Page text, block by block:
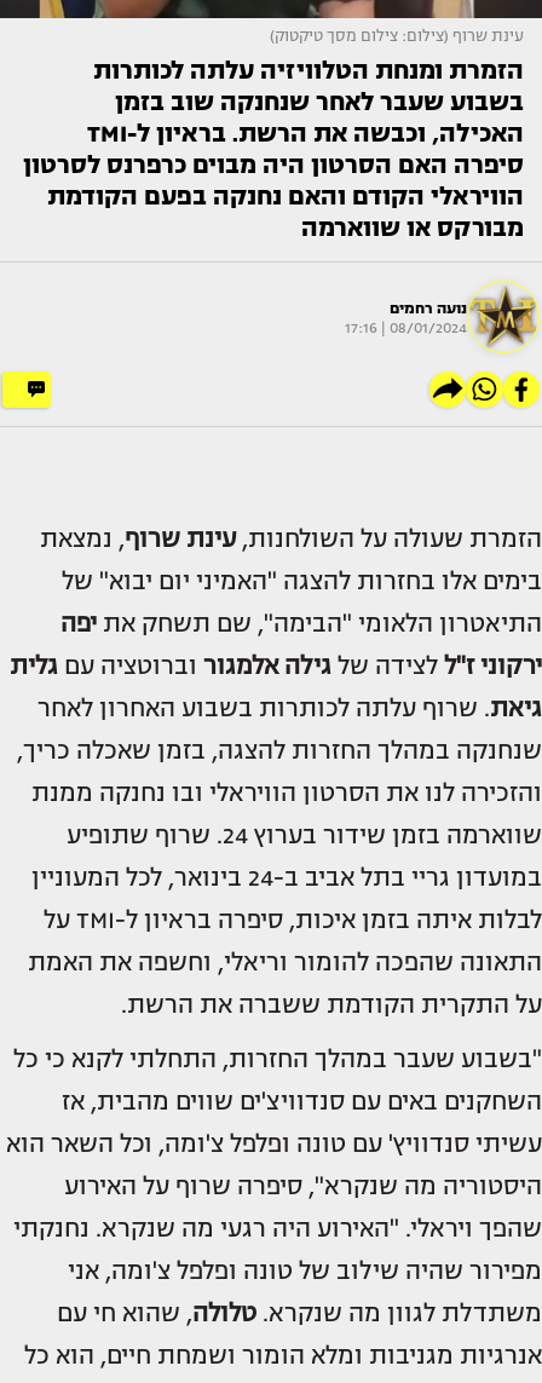
עינת שרוף (צילום: צילום מסך טיקטוק)
הזמרת ומנחת הטלוויזיה עלתה לכותרות
בשבוע שעבר לאחר שנחנקה שוב בזמן
האכילה, וכבשה את הרשת. בראיון ל-TMI
סיפרה האם הסרטון היה מבוים כרפרנס לסרטון
הוויראלי הקודם והאם נחנקה בפעם הקודמת
מבורקס או שווארמה
נועה רחמים
08/01/2024 | 17:16
הזמרת שעולה על השולחנות, עינת שרוף, נמצאת
בימים אלו בחזרות להצגה "האמיני יום יבוא" של
התיאטרון הלאומי "הבימה", שם תשחק את יפה
ירקוני ז"ל לצידה של גילה אלמגור וברוטציה עם גלית
גיאת. שרוף עלתה לכותרות בשבוע האחרון לאחר
שנחנקה במהלך החזרות להצגה, בזמן שאכלה כריך,
והזכירה לנו את הסרטון הוויראלי ובו נחנקה ממנת
שווארמה בזמן שידור בערוץ 24. שרוף שתופיע
במועדון גריי בתל אביב ב-24 בינואר, לכל המעוניין
לבלות איתה בזמן איכות, סיפרה בראיון ל-TMI על
התאונה שהפכה להומור וריאלי, וחשפה את האמת
על התקרית הקודמת ששברה את הרשת.
"בשבוע שעבר במהלך החזרות, התחלתי לקנא כי כל
השחקנים באים עם סנדוויצ'ים שווים מהבית, אז
עשיתי סנדוויץ' עם טונה ופלפל צ'ומה, וכל השאר הוא
היסטוריה מה שנקרא", סיפרה שרוף על האירוע
שהפך ויראלי. "האירוע היה רגעי מה שנקרא. נחנקתי
מפירור שהיה שילוב של טונה ופלפל צ'ומה, אני
משתדלת לגוון מה שנקרא. טלולה, שהוא חי עם
אנרגיות מגניבות ומלא הומור ושמחת חיים, הוא כל